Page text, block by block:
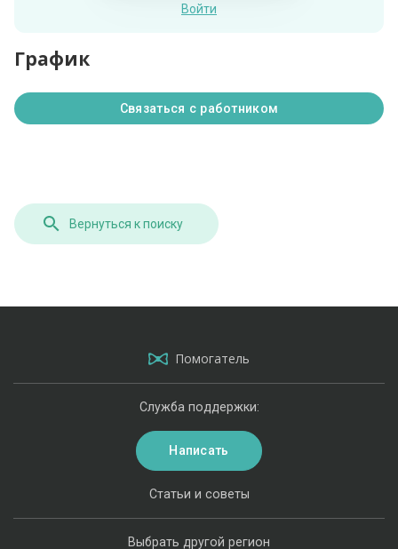
Войти
График
Связаться с работником
Вернуться к поиску
Помогатель
Выбрать другой регион
Статьи и советы
Служба поддержки:
Написать